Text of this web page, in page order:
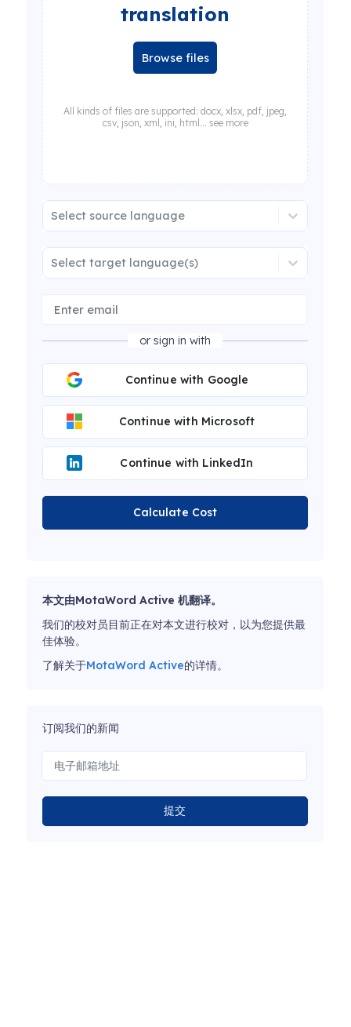
translation
Browse files
All kinds of files are supported: docx, xlsx, pdf, jpeg,
csv, json, xml, ini, html... see more
Select source language
Select target language(s)
or sign in with
Continue with Google
Continue with Microsoft
Continue with LinkedIn
Calculate Cost
本文由MotaWord Active 机翻译。
我们的校对员目前正在对本文进行校对，以为您提供最
佳体验。
了解关于MotaWord Active的详情。
订阅我们的新闻
提交